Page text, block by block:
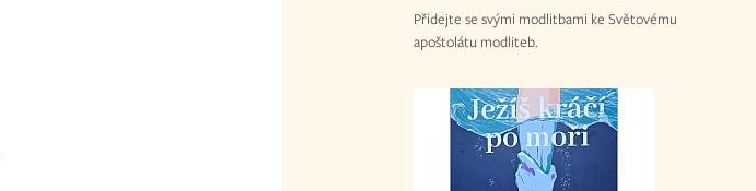
Přidejte se svými modlitbami ke Světovému
apoštolátu modliteb.